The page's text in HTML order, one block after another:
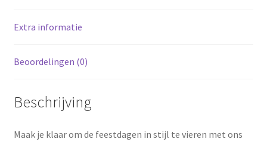
Extra informatie
Beoordelingen (0)
Beschrijving
Maak je klaar om de feestdagen in stijl te vieren met ons